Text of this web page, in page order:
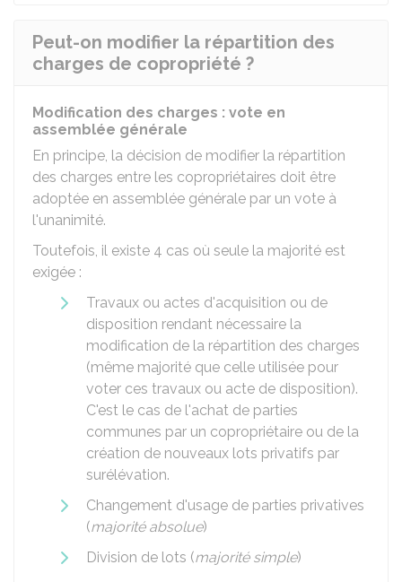
Peut-on modifier la répartition des
charges de copropriété ?
Modification des charges : vote en
assemblée générale
En principe, la décision de modifier la répartition
des charges entre les copropriétaires doit être
adoptée en assemblée générale par un vote à
l'unanimité.
Toutefois, il existe 4 cas où seule la majorité est
exigée :
Travaux ou actes d'acquisition ou de
disposition rendant nécessaire la
modification de la répartition des charges
(même majorité que celle utilisée pour
voter ces travaux ou acte de disposition).
C'est le cas de l'achat de parties
communes par un copropriétaire ou de la
création de nouveaux lots privatifs par
surélévation.
Changement d'usage de parties privatives
(majorité absolue)
Division de lots (majorité simple)